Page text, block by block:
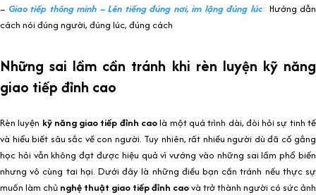
– Giao tiếp thông minh – Lên tiếng đúng nơi, im lặng đúng lúc: Hướng dẫn
cách nói đúng người, đúng lúc, đúng cách
Những sai lầm cần tránh khi rèn luyện kỹ năng
giao tiếp đỉnh cao
Rèn luyện kỹ năng giao tiếp đỉnh caolà một quá trình dài, đòi hỏi sự tinh tế
và hiểu biết sâu sắc về con người. Tuy nhiên, rất nhiều người dù đã cố gắng
học hỏi vẫn không đạt được hiệu quả vì vướng vào những sai lầm phổ biến
nhưng vô cùng tai hại. Dưới đây là những điều bạn cần tránh nếu thực sự
muốn làm chủ nghệ thuật giao tiếp đỉnh caovà trở thành người có sức ảnh